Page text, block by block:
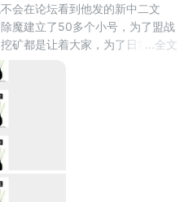
会在论坛看到他发的新中二文
魔建立了50多个小号，为了盟战
矿都是让着大家，为了日常/每周
福利好，只不过是他负重前行罢
主！
全文